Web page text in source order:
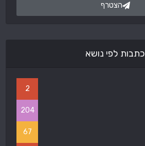
הצטרף
כתבות לפי נושא
2
204
67